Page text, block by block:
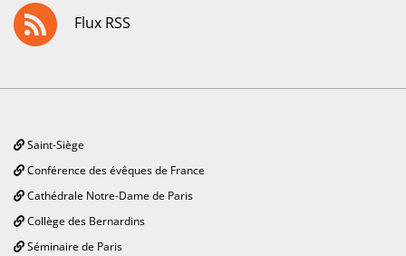
Flux RSS
Saint-Siège
Conférence des évêques de France
Cathédrale Notre-Dame de Paris
Collège des Bernardins
Séminaire de Paris